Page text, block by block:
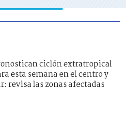
ciclón extratropical
esta semana en el centro y
revisa las zonas afectadas